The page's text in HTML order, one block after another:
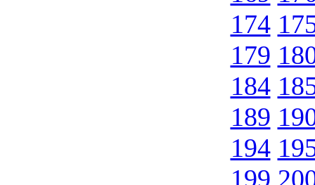
174
179
184
189
194
199